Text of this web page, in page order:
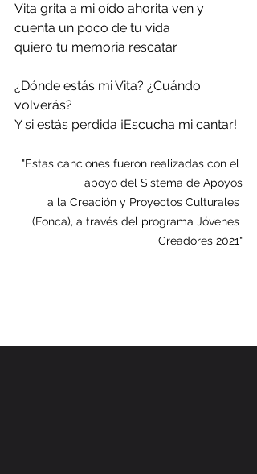
Vita grita a mi oído ahorita ven y
cuenta un poco de tu vida
quiero tu memoria rescatar
¿Dónde estás mi Vita? ¿Cuándo
volverás?
Y si estás perdida ¡Escucha mi cantar!
"Estas canciones fueron realizadas con el
apoyo del Sistema de Apoyos
a la Creación y Proyectos Culturales
(Fonca), a través del programa Jóvenes
Creadores 2021"